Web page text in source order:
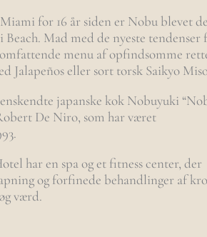
for 16 år siden er Nobu blevet
Mad med de nyeste tendenser
menu af opfindsomme
Jalapeños eller sort torsk Saikyo
japanske kok Nobuyuki
De Niro, som har været
har en spa og et fitness center, der
og forfinede behandlinger af
værd.